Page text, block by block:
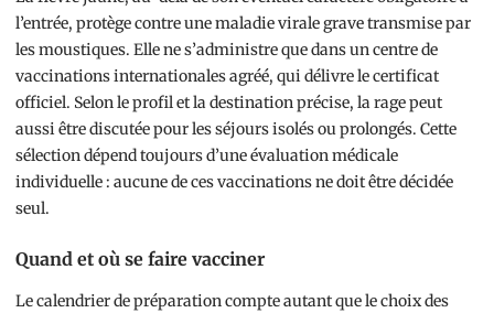
l’entrée, protège contre une maladie virale grave transmise par
les moustiques. Elle ne s’administre que dans un centre de
vaccinations internationales agréé, qui délivre le certificat
officiel. Selon le profil et la destination précise, la rage peut
aussi être discutée pour les séjours isolés ou prolongés. Cette
sélection dépend toujours d’une évaluation médicale
individuelle : aucune de ces vaccinations ne doit être décidée
seul.
Quand et où se faire vacciner
Le calendrier de préparation compte autant que le choix des